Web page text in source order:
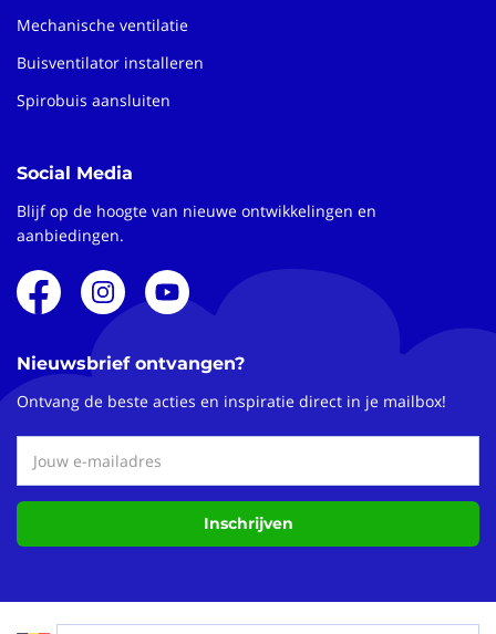
Mechanische ventilatie
Buisventilator installeren
Spirobuis aansluiten
Social Media
Blijf op de hoogte van nieuwe ontwikkelingen en
aanbiedingen.
Nieuwsbrief ontvangen?
Ontvang de beste acties en inspiratie direct in je mailbox!
Inschrijven